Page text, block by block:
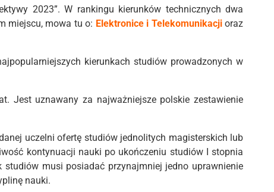
2023”. W rankingu kierunków technicznych dwa
miejscu, mowa tu o: Elektronice i Telekomunikacjioraz
kierunkach studiów prowadzonych w
Jest uznawany za najważniejsze polskie zestawienie
uczelni ofertę studiów jednolitych magisterskich lub
kontynuacji nauki po ukończeniu studiów I stopnia
musi posiadać przynajmniej jedno uprawnienie
nauki.